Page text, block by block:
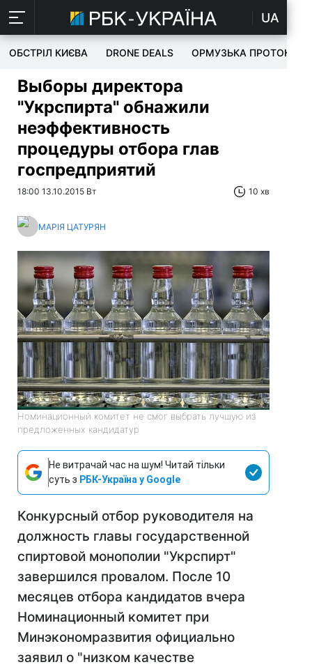
UA
ОБСТРІЛ КИЄВА DRONE DEALS ОРМУЗЬКА ПРОТОКА
Выборы директора
"Укрспирта" обнажили
неэффективность
процедуры отбора глав
госпредприятий
18:00 13.10.2015 Вт 10 хв
МАРІЯ ЦАТУРЯН
Номинационный комитет не смог выбрать лучшую из
предложенных кандидатур
Не витрачай час на шум! Читай тільки
суть з РБК-Україна у Google
Конкурсный отбор руководителя на
должность главы государственной
спиртовой монополии "Укрспирт"
завершился провалом. После 10
месяцев отбора кандидатов вчера
Номинационный комитет при
Минэкономразвития официально
заявил о "низком качестве